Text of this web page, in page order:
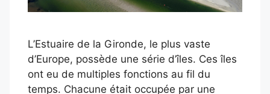
L’Estuaire de la Gironde, le plus vaste
d’Europe, possède une série d’îles. Ces îles
ont eu de multiples fonctions au fil du
temps. Chacune était occupée par une